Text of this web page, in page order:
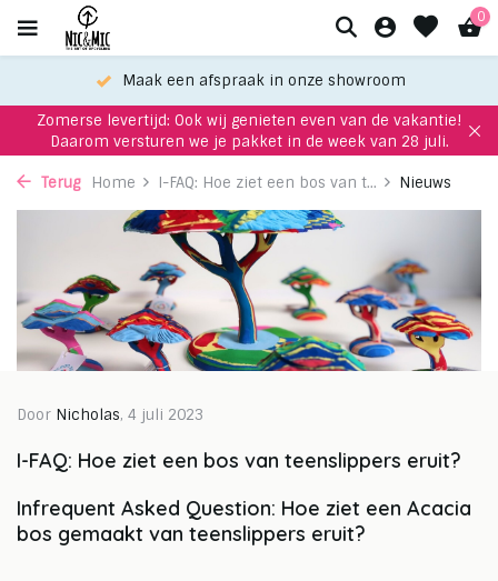
0
Maak een afspraak in onze showroom
Zomerse levertijd: Ook wij genieten even van de vakantie!
Daarom versturen we je pakket in de week van 28 juli.
Terug Home I-FAQ: Hoe ziet een bos van t... Nieuws
Door Nicholas, 4 juli 2023
I-FAQ: Hoe ziet een bos van teenslippers eruit?⁠
Infrequent Asked Question: Hoe ziet een Acacia
bos gemaakt van teenslippers eruit?⁠